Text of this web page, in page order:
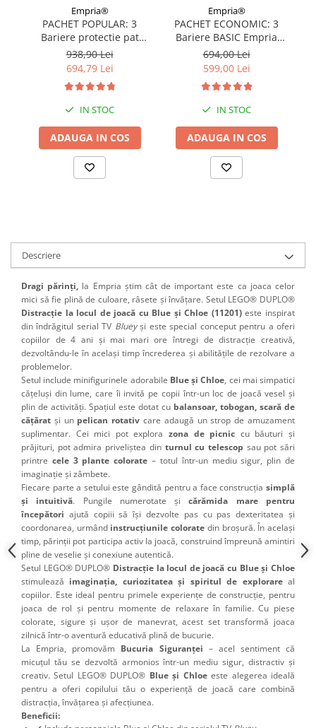
Carduri Cadou
Propuneri Cadou
Produse Sub 50 Lei
Empria®
PACHET POPULAR: 3
Bariere protectie pat
copii, SELECT, 160x200
cm
938,90 Lei
694,79 Lei
IN STOC
ADAUGA IN COS
Empria®
PACHET ECONOMIC: 3
Bariere BASIC Empria
protectie pat 160X200 cm
+ bara stabilizatoare
694,00 Lei
599,00 Lei
IN STOC
ADAUGA IN COS
Descriere
Dragi părinți, la Empria știm cât de important este ca joaca celor
mici să fie plină de culoare, râsete și învățare. Setul LEGO® DUPLO®
Distracție la locul de joacă cu Blue și Chloe (11201)este inspirat
din îndrăgitul serial TV Blueyși este special conceput pentru a oferi
copiilor de 4 ani și mai mari ore întregi de distracție creativă,
dezvoltându-le în același timp încrederea și abilitățile de rezolvare a
problemelor.
Setul include minifigurinele adorabile Blue și Chloe, cei mai simpatici
cățeluși din lume, care îi invită pe copii într-un loc de joacă vesel și
plin de activități. Spațiul este dotat cu balansoar, tobogan, scară de
cățărat și un pelican rotativ care adaugă un strop de amuzament
suplimentar. Cei mici pot explora zona de picnic cu băuturi și
prăjituri, pot admira priveliștea din turnul cu telescop sau pot sări
printre cele 3 plante colorate – totul într-un mediu sigur, plin de
imaginație și zâmbete.
Fiecare parte a setului este gândită pentru a face construcția simplă
și intuitivă. Pungile numerotate șicărămida mare pentru
începători ajută copiii să își dezvolte pas cu pas dexteritatea și
coordonarea, urmând instrucțiunile colorate din broșură. În același
timp, părinții pot participa activ la joacă, construind împreună amintiri
pline de veselie și conexiune autentică.
Setul LEGO® DUPLO® Distracție la locul de joacă cu Blue și Chloe
stimulează imaginația, curiozitatea și spiritul de explorareal
copiilor. Este ideal pentru primele experiențe de construcție, pentru
joaca de rol și pentru momente de relaxare în familie. Cu piese
colorate, sigure și ușor de manevrat, acest set transformă joaca
zilnică într-o aventură educativă plină de bucurie.
La Empria, promovăm Bucuria Siguranței – acel sentiment că
micuțul tău se dezvoltă armonios într-un mediu sigur, distractiv și
creativ. Setul LEGO® DUPLO® Blue și Chloeeste alegerea ideală
pentru a oferi copilului tău o experiență de joacă care combină
distracția, învățarea și afecțiunea.
Beneficii: